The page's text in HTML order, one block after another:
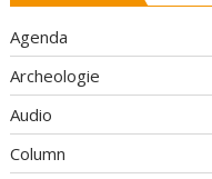
Agenda
Archeologie
Audio
Column